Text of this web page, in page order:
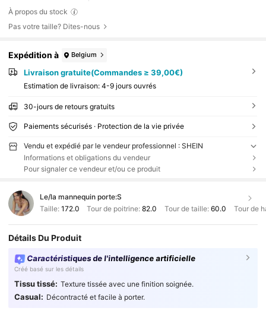
À propos du stock
Pas votre taille? Dites-nous
Expédition à Belgium
Livraison gratuite(Commandes ≥ 39,00€)
Estimation de livraison: 4-9 jours ouvrés
30-jours de retours gratuits
Paiements sécurisés · Protection de la vie privée
Vendu et expédié par le vendeur professionnel : SHEIN
Informations et obligations du vendeur
Pour signaler ce vendeur et/ou ce produit
Le/la mannequin porte:S
Taille: 172.0 Tour de poitrine:82.0 Tour de taille: 60.0 Tour de
Détails Du Produit
Caractéristiques de l'intelligence artificielle
Créé basé sur les détails
Tissu tissé: Texture tissée avec une finition soignée.
Casual: Décontracté et facile à porter.